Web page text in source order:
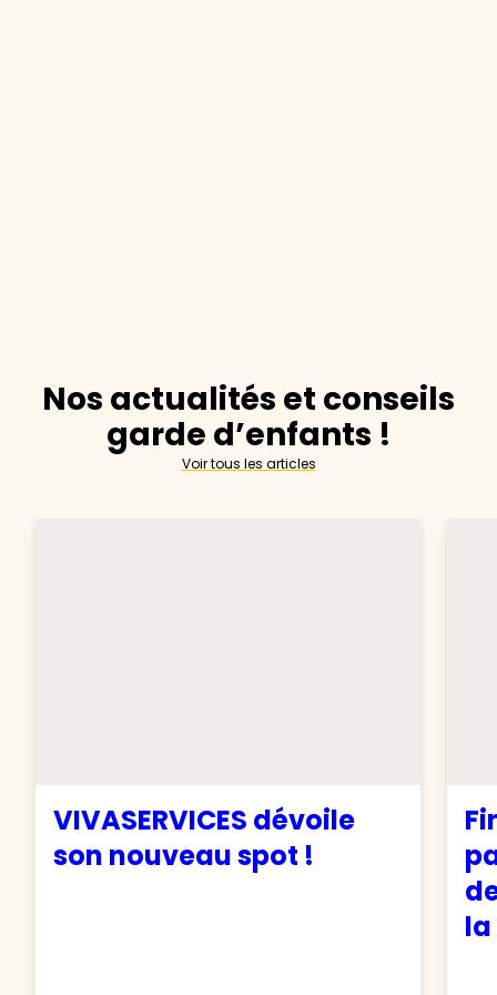
Nos actualités et conseils
garde d’enfants !
Voir tous les articles
VIVASERVICES dévoile
son nouveau spot !
la